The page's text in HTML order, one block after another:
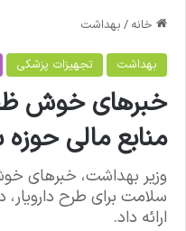
خانه / بهداشت
بهداشت تجهیزات پزشکی
خبرهای خوش
منابع مالی
وزیر بهداشت، خبرهای
سلامت برای طرح
ارائه داد.